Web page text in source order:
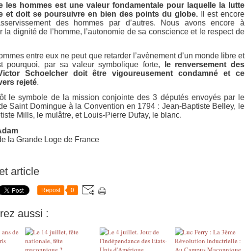
les hommes est une valeur fondamentale pour laquelle la lutte
et doit se poursuivre en bien des points du globe.Il est encore
des hommes par d’autres. Nous avons encore à
la dignité de l’homme, l’autonomie de sa conscience et le respect de
entre eux ne peut que retarder l’avènement d’un monde libre et
pourquoi, par sa valeur symbolique forte,
le renversement des
Schoelcher doit être vigoureusement condamné et ce
rejeté.
le symbole de la mission conjointe des 3 députés envoyés par le
Saint Domingue à la Convention en 1794 : Jean-Baptiste Belley, le
Mills, le mulâtre, et Louis-Pierre Dufay, le blanc.
la Grande Loge de France
article
Repost 0
aussi :